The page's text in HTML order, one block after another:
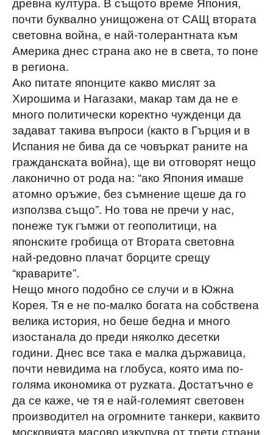
почти буквално унищожена от САЩ втората
световна война, е най-толерантната към
Америка днес страна ако не в света, то поне
в региона.
Ако питате японците какво мислят за
Хирошима и Нагазаки, макар там да не е
много политически коректно чужденци да
задават такива въпроси (както в Гърция и в
Испания не бива да се човъркат раните на
гражданската война), ще ви отговорят нещо
лаконично от рода на: “ако Япония имаше
атомно оръжие, без съмнение щеше да го
използва също”. Но това не пречи у нас,
понеже тук гъмжи от геополитици, на
японските гробища от Втората световна
най-редовно плачат борците срещу
“краварите”.
Нещо много подобно се случи и в Южна
Корея. Тя е не по-малко богата на собствена
велика история, но беше бедна и много
изостанала до преди няколко десетки
години. Днес все така е малка държавица,
почти невидима на глобуса, която има по-
голяма икономика от руzката. Достатъчно е
да се каже, че тя е най-големият световен
производител на огромните танкери, каквито
московията масово изкупува от трети страни